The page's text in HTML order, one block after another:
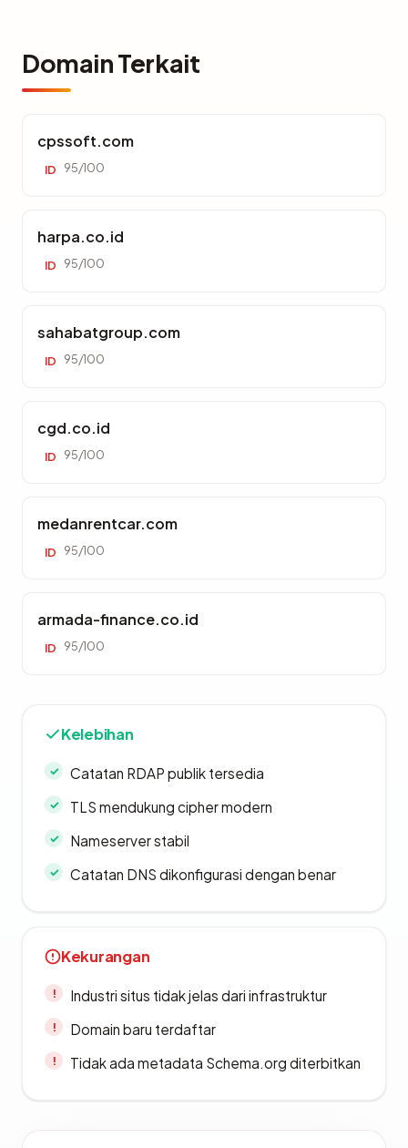
Domain Terkait
cpssoft.com
ID 95/100
harpa.co.id
ID 95/100
sahabatgroup.com
ID 95/100
cgd.co.id
ID 95/100
medanrentcar.com
ID 95/100
armada-finance.co.id
ID 95/100
Kelebihan
Catatan RDAP publik tersedia
TLS mendukung cipher modern
Nameserver stabil
Catatan DNS dikonfigurasi dengan benar
Kekurangan
Industri situs tidak jelas dari infrastruktur
Domain baru terdaftar
Tidak ada metadata Schema.org diterbitkan